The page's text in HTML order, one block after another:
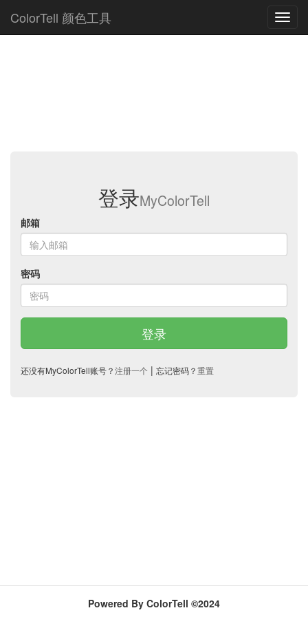
ColorTell 颜色工具
登录MyColorTell
邮箱
密码
登录
还没有MyColorTell账号？注册一个 | 忘记密码？重置
Powered By ColorTell ©2024